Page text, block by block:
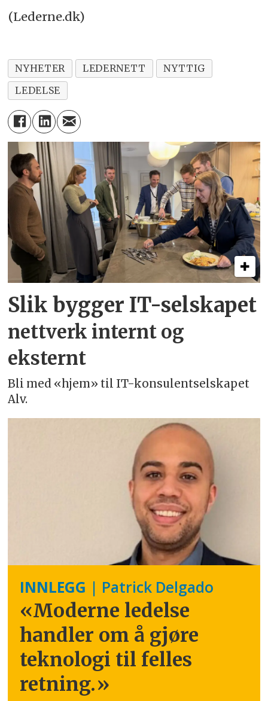
(Lederne.dk)
NYHETER LEDERNETT
NYTTIG
LEDELSE
Slik bygger IT-selskapet
nettverk internt og
eksternt
Bli med «hjem» til IT-konsulentselskapet
Alv.
INNLEGG | Patrick Delgado
«Moderne ledelse
handler om å gjøre
teknologi til felles
retning.»